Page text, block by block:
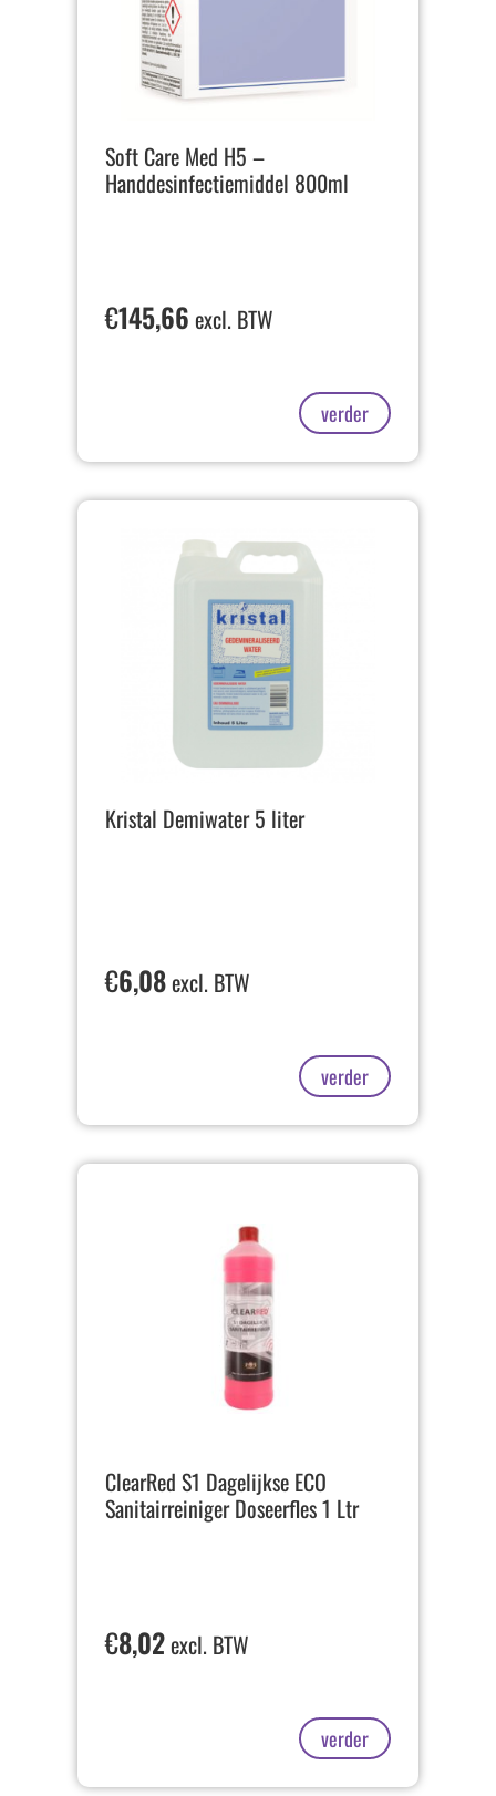
Soft Care Med H5 –
Handdesinfectiemiddel 800ml
€145,66 excl. BTW
verder
Kristal Demiwater 5 liter
€6,08excl. BTW
verder
ClearRed S1 Dagelijkse ECO
Sanitairreiniger Doseerfles 1 Ltr
€8,02excl. BTW
verder